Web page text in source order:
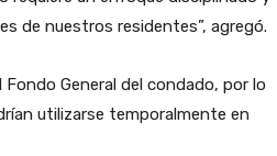
de nuestros residentes”, agregó.
General del condado, por lo
utilizarse temporalmente en